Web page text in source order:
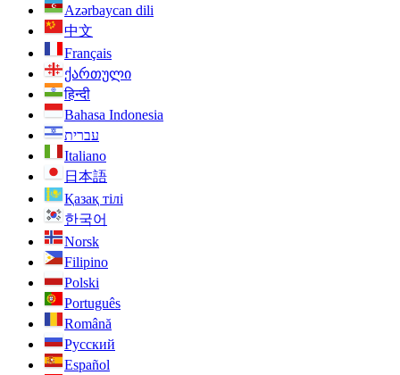
Azərbaycan dili
中文
Français
ქართული
हिन्दी
Bahasa Indonesia
עברית
Italiano
日本語
Қазақ тілі
한국어
Norsk
Filipino
Polski
Português
Română
Русский
Español